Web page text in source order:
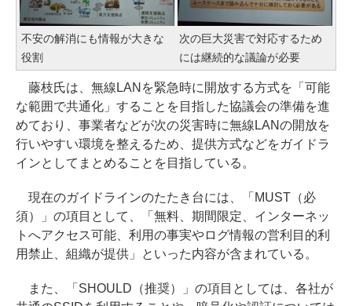
不安の解消にも情報が大きな
役割
次の巨大災害で対応するため
には継続的な議論が必要
藤枝氏は、無線LANを緊急時に開放する方式を「可能
な範囲で共通化」することを目指した協議会の準備を進
めており、事業者などが次の災害時に無線LANの開放を
行いやすい環境を整えるため、提供方式などをガイドラ
インとしてまとめることを目指している。
現在のガイドラインのたたき台には、「MUST（必
須）」の項目として、「無料、期間限定、インターネッ
トへアクセス可能、利用の事実やログ情報の営利目的利
用禁止、組織が提供」といった内容が含まれている。
また、「SHOULD（推奨）」の項目としては、各社が